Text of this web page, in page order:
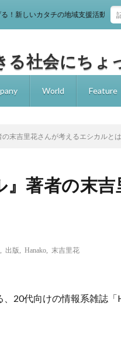
社会にちょ
World Feature
タチの地域支援活動「Pocci！」
末吉里花さんが考えるエシカルとは
著者の末吉
出版 Hanako 末吉里花
20代向けの情報系雑誌